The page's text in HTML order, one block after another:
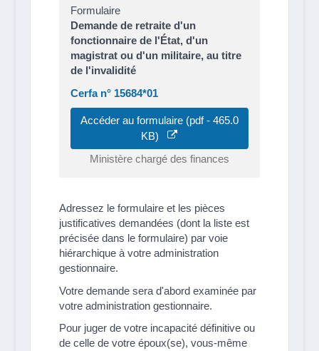
Formulaire
Demande de retraite d'un
fonctionnaire de l'État, d'un
magistrat ou d'un militaire, au titre
de l'invalidité
Cerfa n° 15684*01
Accéder au formulaire (pdf - 465.0
KB)
Ministère chargé des finances
Adressez le formulaire et les pièces
justificatives demandées (dont la liste est
précisée dans le formulaire) par voie
hiérarchique à votre administration
gestionnaire.
Votre demande sera d'abord examinée par
votre administration gestionnaire.
Pour juger de votre incapacité définitive ou
de celle de votre époux(se), vous-même